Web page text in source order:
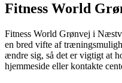
Fitness World
Fitness World Grønvej i
en bred vifte af
ændre sig, så det er vigtigt at
hjemmeside eller kontakte